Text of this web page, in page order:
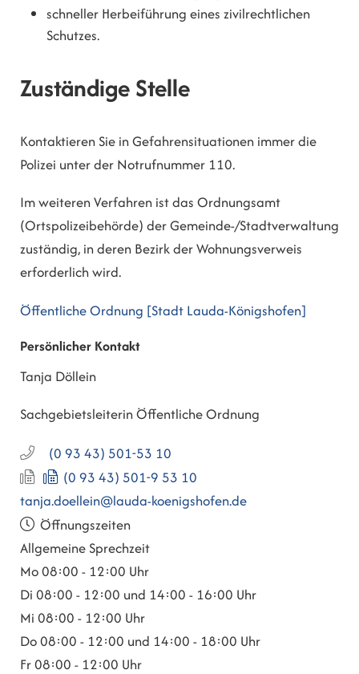
schneller Herbeiführung eines zivilrechtlichen
Schutzes.
Zuständige Stelle
Kontaktieren Sie in Gefahrensituationen immer die
Polizei unter der Notrufnummer 110.
Im weiteren Verfahren ist das Ordnungsamt
(Ortspolizeibehörde) der Gemeinde-/Stadtverwaltung
zuständig, in deren Bezirk der Wohnungsverweis
erforderlich wird.
Öffentliche Ordnung [Stadt Lauda-Königshofen]
Persönlicher Kontakt
Tanja Döllein
Sachgebietsleiterin Öffentliche Ordnung
(0 93 43) 501-53 10
(0 93 43) 501-9 53 10
tanja.doellein@lauda-koenigshofen.de
Öffnungszeiten
Allgemeine Sprechzeit
Mo08:00 - 12:00 Uhr
Di 08:00 - 12:00 und 14:00 - 16:00 Uhr
Mi 08:00 - 12:00 Uhr
Do08:00 - 12:00 und 14:00 - 18:00 Uhr
Fr08:00 - 12:00 Uhr